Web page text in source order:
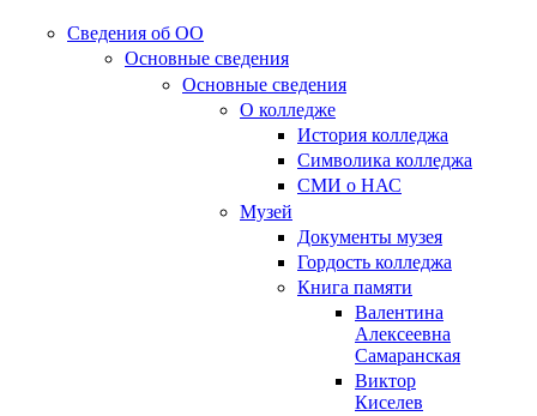
Сведения об ОО
Основные сведения
Основные сведения
О колледже
История колледжа
Символика колледжа
СМИ о НАС
Музей
Документы музея
Гордость колледжа
Книга памяти
Валентина
Алексеевна
Самаранская
Виктор
Киселев